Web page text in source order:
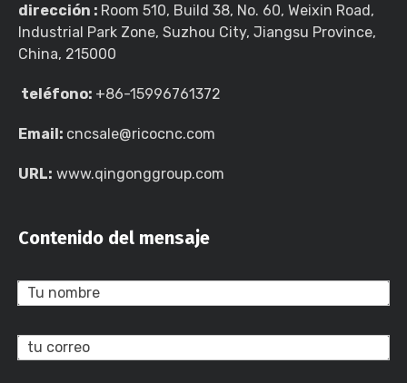
dirección : Room 510, Build 38, No. 60, Weixin Road,
Industrial Park Zone, Suzhou City, Jiangsu Province,
China, 215000
teléfono: +86-15996761372
Email: cncsale@ricocnc.com
URL: www.qingonggroup.com
Contenido del mensaje